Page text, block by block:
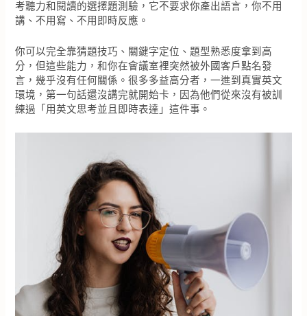
考聽力和閱讀的選擇題測驗，它不要求你產出語言，你不用
講、不用寫、不用即時反應。
你可以完全靠猜題技巧、關鍵字定位、題型熟悉度拿到高
分，但這些能力，和你在會議室裡突然被外國客戶點名發
言，幾乎沒有任何關係。很多多益高分者，一進到真實英文
環境，第一句話還沒講完就開始卡，因為他們從來沒有被訓
練過「用英文思考並且即時表達」這件事。